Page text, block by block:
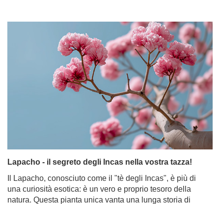
Lapacho - il segreto degli Incas nella vostra tazza!
Il Lapacho, conosciuto come il "tè degli Incas", è più di
una curiosità esotica: è un vero e proprio tesoro della
natura. Questa pianta unica vanta una lunga storia di
secoli, la sua corteccia ha aiutato a risolvere infezioni,
infiammazioni e problemi digestivi. Oggi sta
guadagnando popolarità come ingrediente di tisane e
yerba mate. Scoprite cos'è la corteccia di Pau d'Arco,